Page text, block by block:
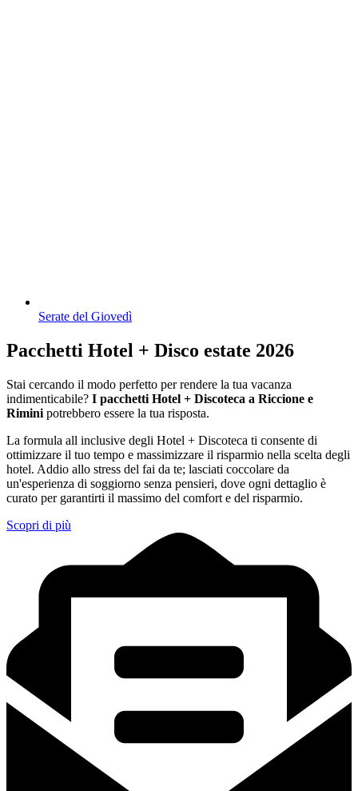
Serate del Giovedì
Pacchetti Hotel + Disco estate 2026
Stai cercando il modo perfetto per rendere la tua vacanza
indimenticabile? I pacchetti Hotel + Discoteca a Riccione e
Rimini potrebbero essere la tua risposta.
La formula all inclusive degli Hotel + Discoteca ti consente di
ottimizzare il tuo tempo e massimizzare il risparmio nella scelta degli
hotel. Addio allo stress del fai da te; lasciati coccolare da
un'esperienza di soggiorno senza pensieri, dove ogni dettaglio è
curato per garantirti il massimo del comfort e del risparmio.
Scopri di più